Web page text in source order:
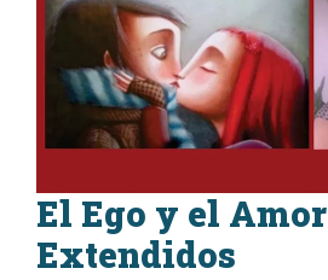
El Ego y el Amor
Extendidos